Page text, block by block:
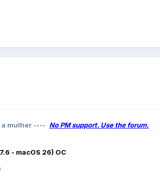
a mulher ---- No PM support. Use the forum.
- macOS 26) OC